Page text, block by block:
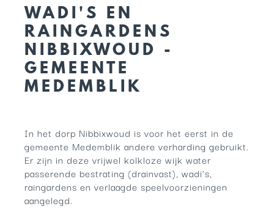
WADI'S EN
RAINGARDENS
NIBBIXWOUD -
GEMEENTE
MEDEMBLIK
In het dorp Nibbixwoud is voor het eerst in de
gemeente Medemblik andere verharding gebruikt.
Er zijn in deze vrijwel kolkloze wijk water
passerende bestrating (drainvast), wadi’s,
raingardens en verlaagde speelvoorzieningen
aangelegd.